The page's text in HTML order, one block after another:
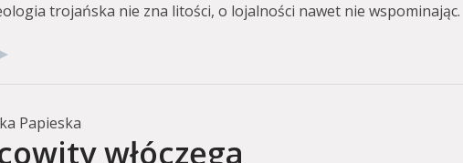
trojańska nie zna litości, o lojalności nawet nie wspominając.
Papieska
włóczęga